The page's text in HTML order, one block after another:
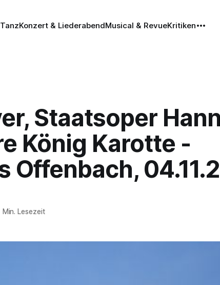
Konzert & LiederabendMusical & RevueKritiken
Staatsoper
König Karotte -
Offenbach,
Lesezeit